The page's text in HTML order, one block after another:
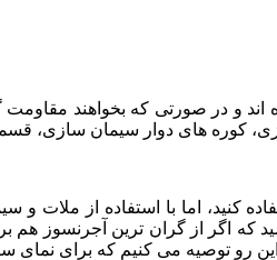
و در صورتی که بخواهند
کوره های دوار سیمان سازی،
کنید، اما با استفاده از
که اگر از گران ترین آجرنسوز
این رو توصیه می کنیم که برای